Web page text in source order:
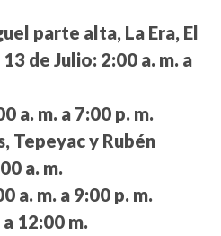
parte alta, La Era, El
de Julio: 2:00 a. m. a
a. m. a 7:00 p. m.
Tepeyac y Rubén
a. m.
a. m. a 9:00 p. m.
12:00 m.